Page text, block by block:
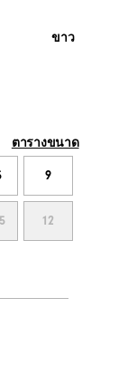
ขาว
ตารางขนาด
9
12